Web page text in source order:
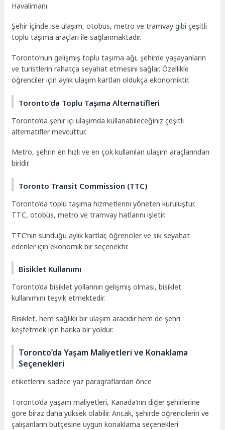
Havalimanı.
Şehir içinde ise ulaşım, otobüs, metro ve tramvay gibi çeşitli
toplu taşıma araçları ile sağlanmaktadır.
Toronto’nun gelişmiş toplu taşıma ağı, şehirde yaşayanların
ve turistlerin rahatça seyahat etmesini sağlar. Özellikle
öğrenciler için aylık ulaşım kartları oldukça ekonomiktir.
Toronto’da Toplu Taşıma Alternatifleri
Toronto’da şehir içi ulaşımda kullanabileceğiniz çeşitli
alternatifler mevcuttur.
Metro, şehrin en hızlı ve en çok kullanılan ulaşım araçlarından
biridir.
Toronto Transit Commission (TTC)
Toronto’da toplu taşıma hizmetlerini yöneten kuruluştur.
TTC, otobüs, metro ve tramvay hatlarını işletir.
TTC’nin sunduğu aylık kartlar, öğrenciler ve sık seyahat
edenler için ekonomik bir seçenektir.
Bisiklet Kullanımı
Toronto’da bisiklet yollarının gelişmiş olması, bisiklet
kullanımını teşvik etmektedir.
Bisiklet, hem sağlıklı bir ulaşım aracıdır hem de şehri
keşfetmek için harika bir yoldur.
Toronto’da Yaşam Maliyetleri ve Konaklama
Seçenekleri
etiketlerini sadece yaz paragraflardan önce
Toronto’da yaşam maliyetleri, Kanada’nın diğer şehirlerine
göre biraz daha yüksek olabilir. Ancak, şehirde öğrencilerin ve
çalışanların bütçesine uygun konaklama seçenekleri